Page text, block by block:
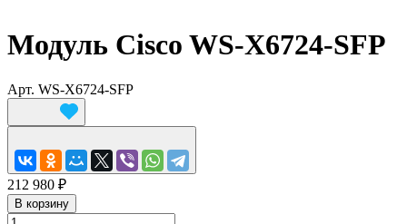
Модуль Cisco WS-X6724-SFP
Арт. WS-X6724-SFP
212 980 ₽
В корзину